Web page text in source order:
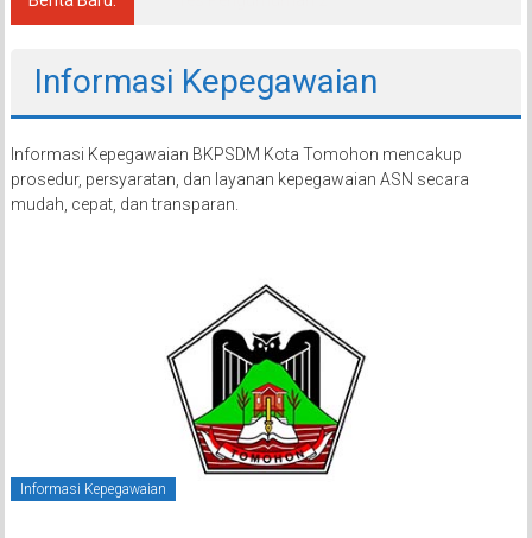
Informasi Kepegawaian
Informasi Kepegawaian BKPSDM Kota Tomohon mencakup
prosedur, persyaratan, dan layanan kepegawaian ASN secara
mudah, cepat, dan transparan.
Informasi Kepegawaian